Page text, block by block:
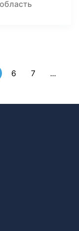
6 7
...